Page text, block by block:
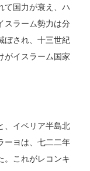
て国力が衰え、ハ
スラーム勢力は分
ぼされ、十三世紀
がイスラーム国家
、イベリア半島北
ーヨは、七二二年
。これがレコンキ